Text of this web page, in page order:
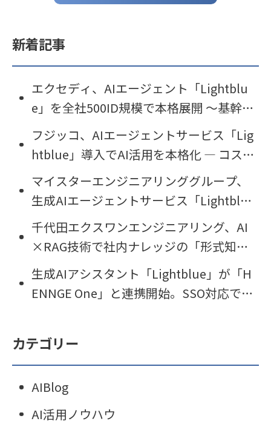
新着記事
エクセディ、AIエージェント「Lightblu
e」を全社500ID規模で本格展開 〜基幹事
業の「稼ぐ力」を磨き、その力を新事業
創出へ〜
フジッコ、AIエージェントサービス「Lig
htblue」導入でAI活用を本格化 ― コス
ト・UI・セキュリティ課題を解決し生産
性向上へ
マイスターエンジニアリンググループ、
生成AIエージェントサービス「Lightblu
e」を導入
千代田エクスワンエンジニアリング、AI
×RAG技術で社内ナレッジの「形式知
化」を実現。AIエージェント「Lightblu
e」の運用を開始
生成AIアシスタント「Lightblue」が「H
ENNGE One」と連携開始。SSO対応で利
カテゴリー
AIBlog
AI活用ノウハウ